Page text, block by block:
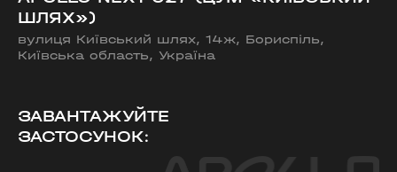
ШЛЯХ»)
вулиця Київський шлях, 14ж, Бориспіль,
Київська область, Україна
ЗАВАНТАЖУЙТЕ
ЗАСТОСУНОК: